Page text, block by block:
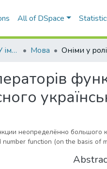
All of DSpace
Наукові видання ОНУ імені І. І. Мечникова Мова
неопределённо большого
function (on the basis of